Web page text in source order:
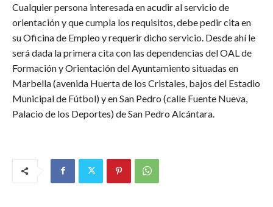
Cualquier persona interesada en acudir al servicio de
orientación y que cumpla los requisitos, debe pedir cita en
su Oficina de Empleo y requerir dicho servicio. Desde ahí le
será dada la primera cita con las dependencias del OAL de
Formación y Orientación del Ayuntamiento situadas en
Marbella (avenida Huerta de los Cristales, bajos del Estadio
Municipal de Fútbol) y en San Pedro (calle Fuente Nueva,
Palacio de los Deportes) de San Pedro Alcántara.